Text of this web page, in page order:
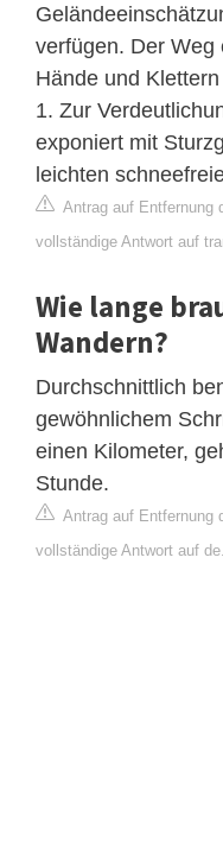
verfügen. Der Weg
Hände und
1. Zur
exponiert mit
leichten
Antrag auf Entfernung
vollständige Antwort auf
Wie lange
Wandern?
Durchschnittlich
gewöhnlichem
einen Kilometer,
Stunde.
Antrag auf Entfernung
vollständige Antwort auf